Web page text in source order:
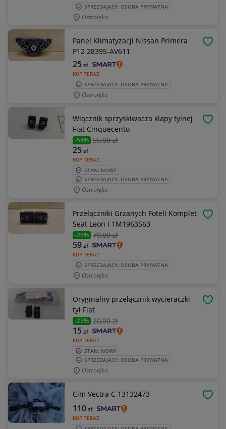
SPRZEDAJĄCY: OSOBA PRYWATNA
Ostrołęka
Panel Klimatyzacji Nissan Primera
P12 28395-AV611
KUP TERAZ
25zł
SPRZEDAJĄCY: OSOBA PRYWATNA
Ostrołęka
Włącznik sprzyskiwacza klapy tylnej
Fiat Cinquecento
-54% 55,00 zł
KUP TERAZ
25zł
STAN: NOWY
SPRZEDAJĄCY: OSOBA PRYWATNA
Ostrołęka
Przełączniki Grzanych Foteli Komplet
Seat Leon I 1M1963563
-25% 79,00 zł
KUP TERAZ
59zł
SPRZEDAJĄCY: OSOBA PRYWATNA
Ostrołęka
Oryginalny przełącznik wycieraczki
tył Fiat
-25% 20,00 zł
KUP TERAZ
15zł
STAN: NOWY
SPRZEDAJĄCY: OSOBA PRYWATNA
Ostrołęka
Cim Vectra C 13132473
KUP TERAZ
110zł